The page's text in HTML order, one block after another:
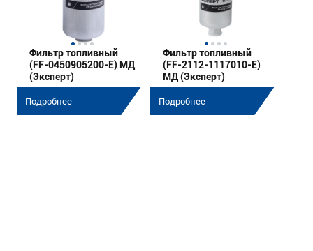
Фильтр топливный
(FF-0450905200-E) МД
(Эксперт)
Подробнее
Фильтр топливный
(FF-2112-1117010-E)
МД (Эксперт)
Подробнее